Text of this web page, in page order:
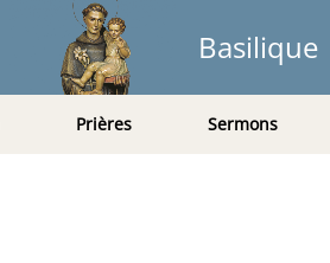
Basilique
Prières Sermons